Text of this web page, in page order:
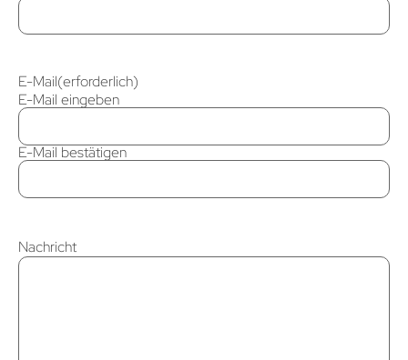
E-Mail(erforderlich)
E-Mail eingeben
E-Mail bestätigen
Nachricht